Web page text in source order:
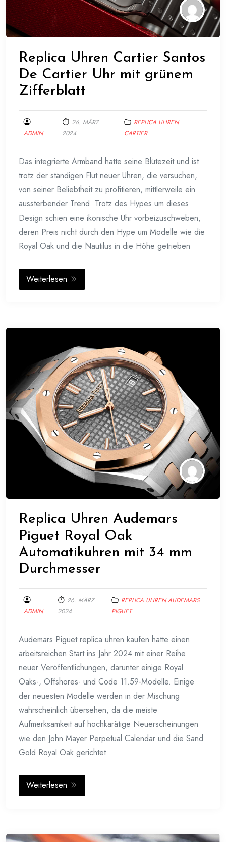
Replica Uhren Cartier Santos
De Cartier Uhr mit grünem
Zifferblatt
ADMIN
26. MÄRZ
2024
REPLICA UHREN
CARTIER
Das integrierte Armband hatte seine Blütezeit und ist
trotz der ständigen Flut neuer Uhren, die versuchen,
von seiner Beliebtheit zu profitieren, mittlerweile ein
aussterbender Trend. Trotz des Hypes um dieses
Design schien eine ikonische Uhr vorbeizuschweben,
deren Preis nicht durch den Hype um Modelle wie die
Royal Oak und die Nautilus in die Höhe getrieben
Weiterlesen
Replica Uhren Audemars
Piguet Royal Oak
Automatikuhren mit 34 mm
Durchmesser
ADMIN
26. MÄRZ
2024
REPLICA UHREN AUDEMARS
PIGUET
Audemars Piguet replica uhren kaufen hatte einen
arbeitsreichen Start ins Jahr 2024 mit einer Reihe
neuer Veröffentlichungen, darunter einige Royal
Oaks-, Offshores- und Code 11.59-Modelle. Einige
der neuesten Modelle werden in der Mischung
wahrscheinlich übersehen, da die meiste
Aufmerksamkeit auf hochkarätige Neuerscheinungen
wie den John Mayer Perpetual Calendar und die Sand
Gold Royal Oak gerichtet
Weiterlesen